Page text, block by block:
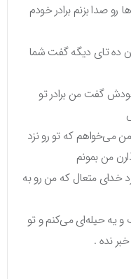
صدا بزنم برادر خودم
تای دیگه گفت شما
گفت من برادر تو
می‌خواهم که تو رو نزد
من بمونم
متعال که من رو به
حیله‌ای می‌کنم و تو
نده .